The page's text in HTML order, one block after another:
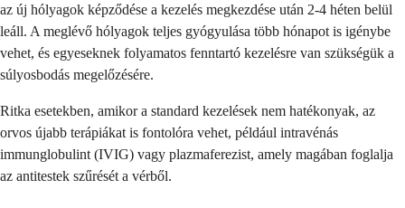
az új hólyagok képződése a kezelés megkezdése után 2-4 héten belül
leáll. A meglévő hólyagok teljes gyógyulása több hónapot is igénybe
vehet, és egyeseknek folyamatos fenntartó kezelésre van szükségük a
súlyosbodás megelőzésére.
Ritka esetekben, amikor a standard kezelések nem hatékonyak, az
orvos újabb terápiákat is fontolóra vehet, például intravénás
immunglobulint (IVIG) vagy plazmaferezist, amely magában foglalja
az antitestek szűrését a vérből.